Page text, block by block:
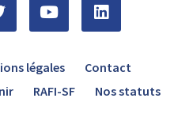
légales
Contact
RAFI-SF Nos statuts